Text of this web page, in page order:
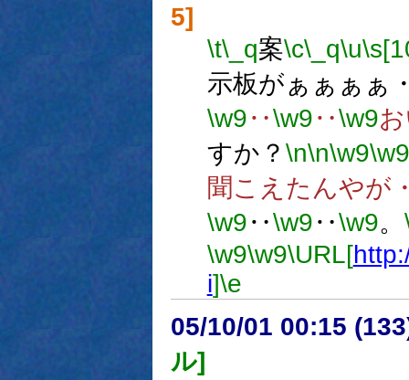
5]
\t\_q案\c\_q\u
示板がぁぁぁぁ
\w9‥\w9‥\w9
すか？ \n\n\w9\w9
聞こえたんやが
\w9‥\w9‥\w9。
\w9\w9\URL[
i]\e
05/10/01 00:15
ル]